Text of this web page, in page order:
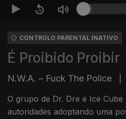
CONTROLO PARENTAL INATIVO
É Proibido Proibir
N.W.A. – Fuck The Police
O grupo de Dr. Dre e Ice Cube
autoridades adoptando uma